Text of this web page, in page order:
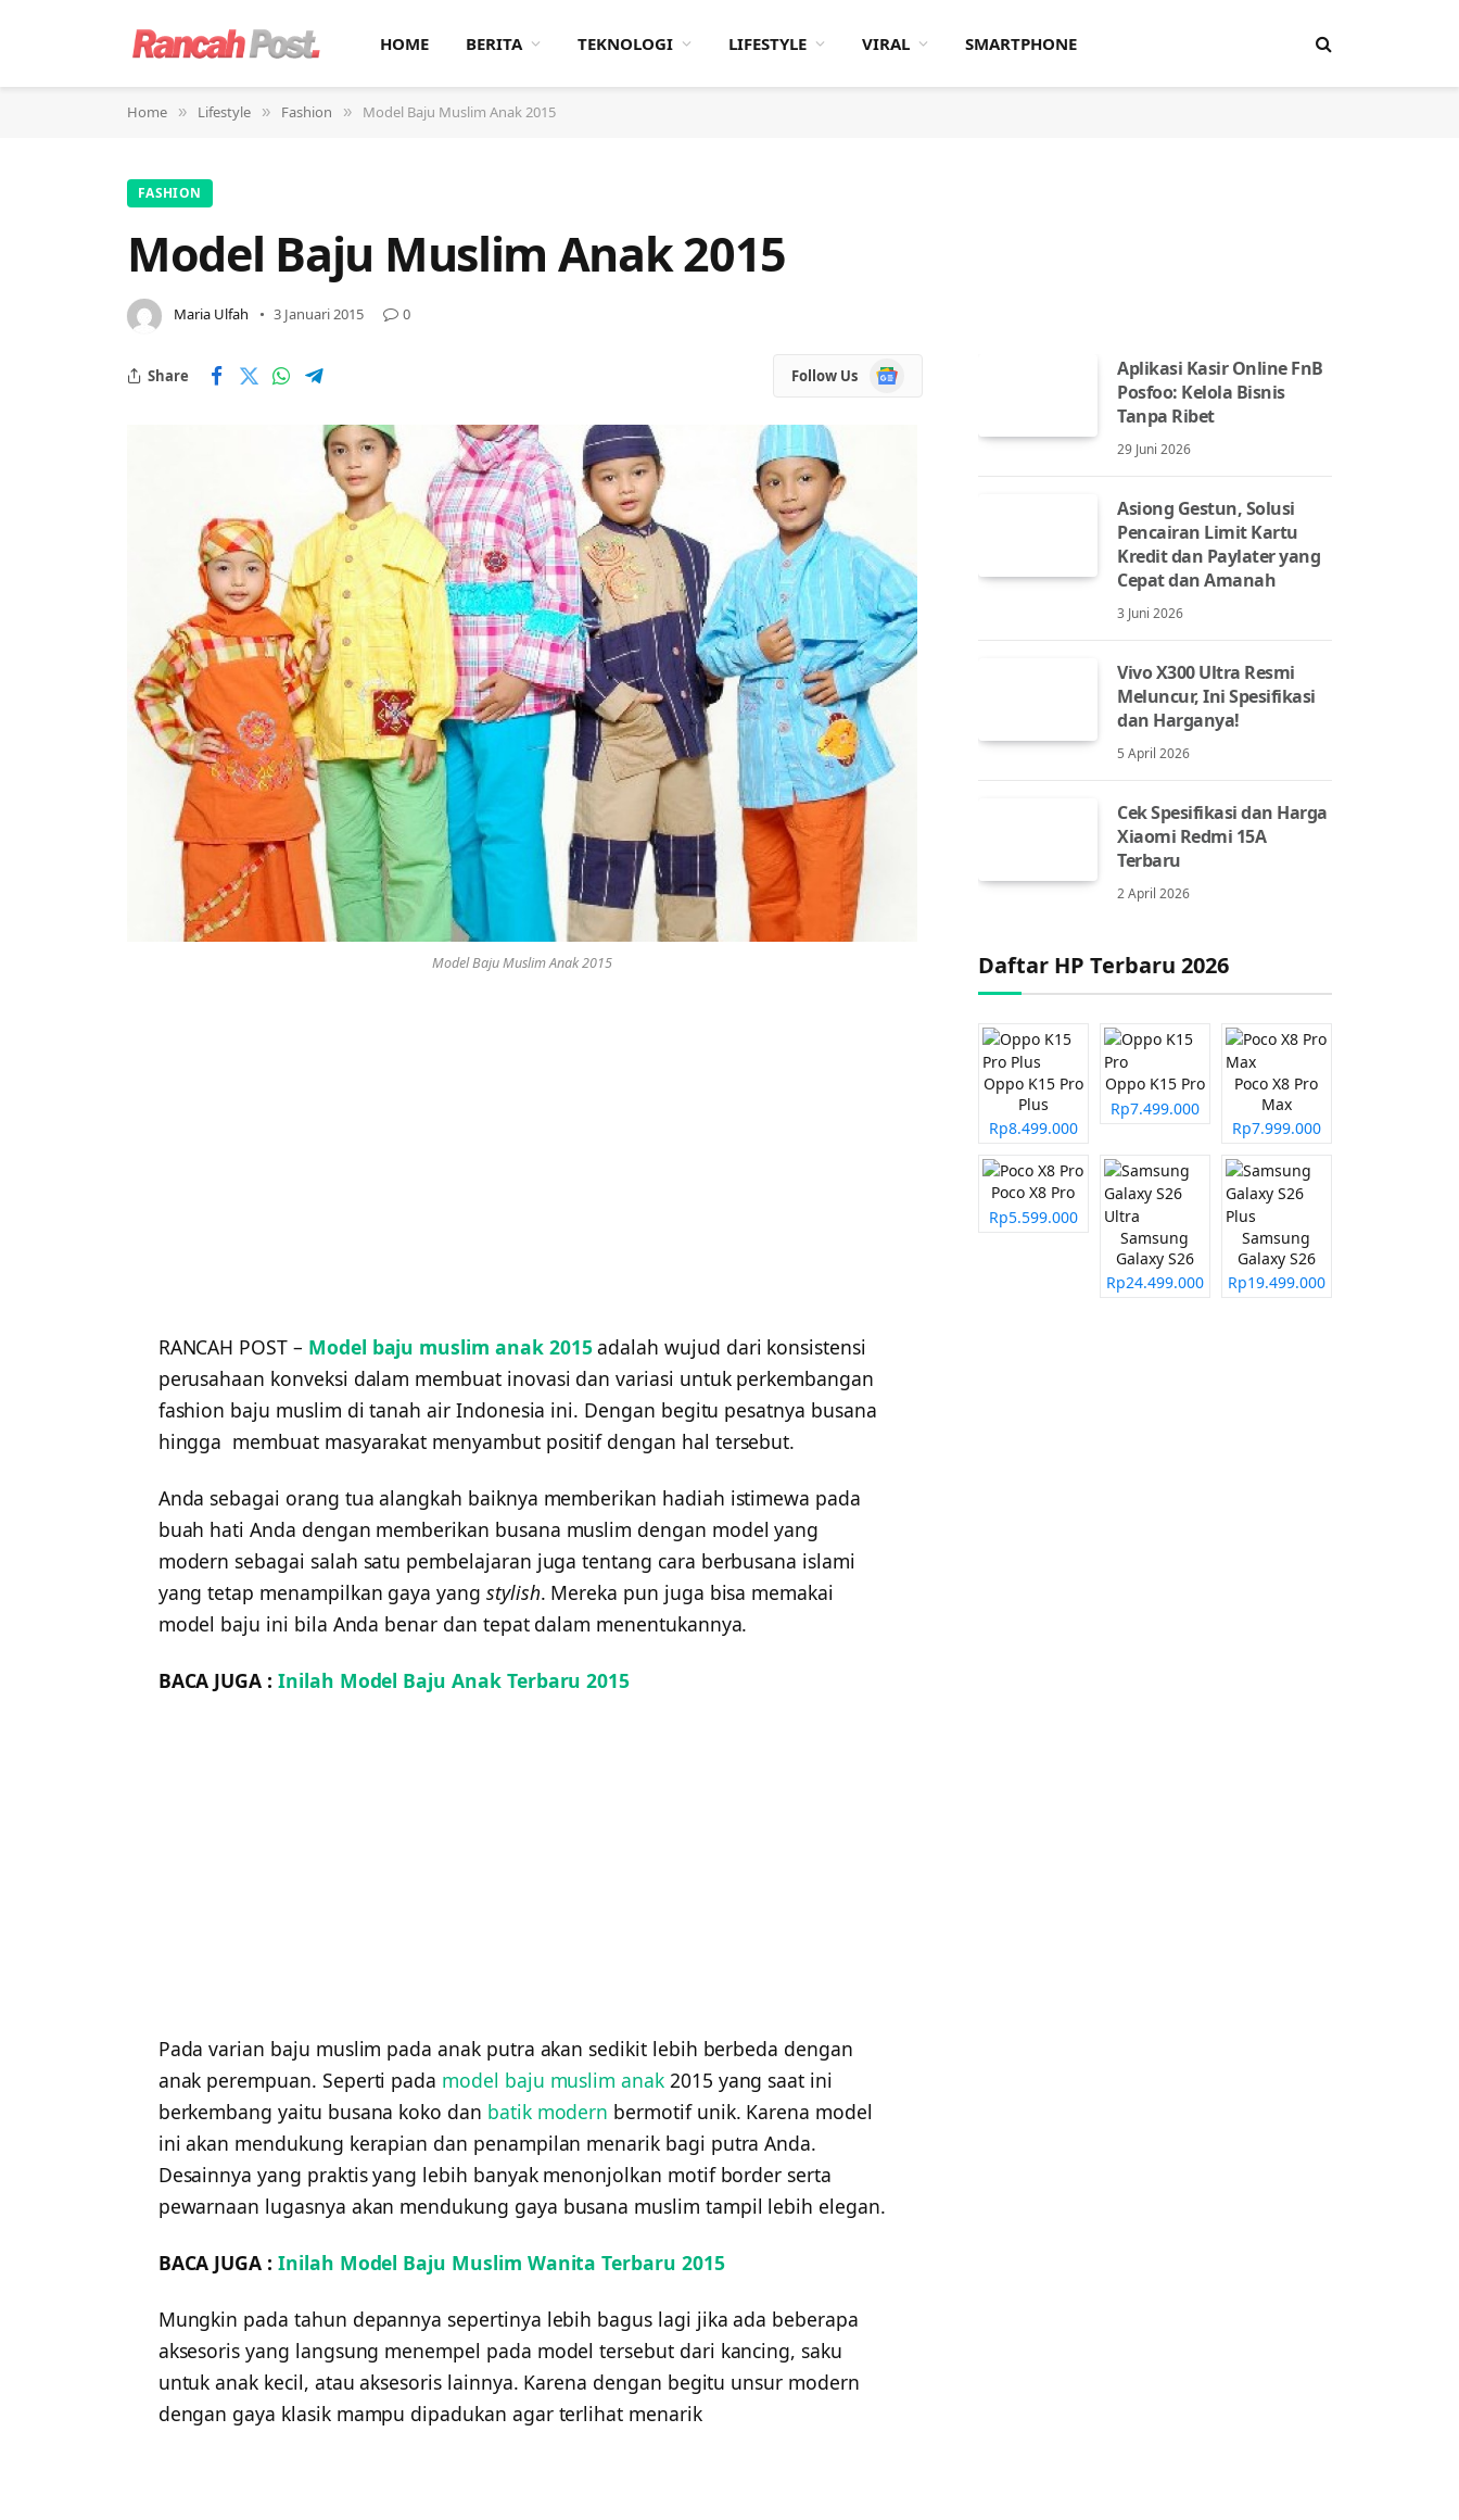
HOME BERITA TEKNOLOGI LIFESTYLE VIRAL SMARTPHONE
Home » Lifestyle » Fashion » Model Baju Muslim Anak 2015
FASHION
Model Baju Muslim Anak 2015
Maria Ulfah 3 Januari 2015 0
Share Follow Us
Google
News
Model Baju Muslim Anak 2015
RANCAH POST – Model baju muslim anak 2015adalah wujud dari konsistensi
perusahaan konveksi dalam membuat inovasi dan variasi untuk perkembangan
fashion baju muslim di tanah air Indonesia ini. Dengan begitu pesatnya busana
hingga membuat masyarakat menyambut positif dengan hal tersebut.
Anda sebagai orang tua alangkah baiknya memberikan hadiah istimewa pada
buah hati Anda dengan memberikan busana muslim dengan model yang
modern sebagai salah satu pembelajaran juga tentang cara berbusana islami
yang tetap menampilkan gaya yang stylish. Mereka pun juga bisa memakai
model baju ini bila Anda benar dan tepat dalam menentukannya.
BACA JUGA : Inilah Model Baju Anak Terbaru 2015
Pada varian baju muslim pada anak putra akan sedikit lebih berbeda dengan
anak perempuan. Seperti pada model baju muslim anak2015 yang saat ini
berkembang yaitu busana koko dan batik modern bermotif unik. Karena model
ini akan mendukung kerapian dan penampilan menarik bagi putra Anda.
Desainnya yang praktis yang lebih banyak menonjolkan motif border serta
pewarnaan lugasnya akan mendukung gaya busana muslim tampil lebih elegan.
BACA JUGA : Inilah Model Baju Muslim Wanita Terbaru 2015
Mungkin pada tahun depannya sepertinya lebih bagus lagi jika ada beberapa
aksesoris yang langsung menempel pada model tersebut dari kancing, saku
untuk anak kecil, atau aksesoris lainnya. Karena dengan begitu unsur modern
dengan gaya klasik mampu dipadukan agar terlihat menarik
Aplikasi Kasir Online FnB
Posfoo: Kelola Bisnis
Tanpa Ribet
29 Juni 2026
Asiong Gestun, Solusi
Pencairan Limit Kartu
Kredit dan Paylater yang
Cepat dan Amanah
3 Juni 2026
Vivo X300 Ultra Resmi
Meluncur, Ini Spesifikasi
dan Harganya!
5 April 2026
Cek Spesifikasi dan Harga
Xiaomi Redmi 15A
Terbaru
2 April 2026
Daftar HP Terbaru 2026
Oppo K15 Pro
Plus
Rp8.499.000
Oppo K15 Pro
Rp7.499.000
Poco X8 Pro
Max
Rp7.999.000
Poco X8 Pro
Rp5.599.000
Samsung
Galaxy S26
Ultra
Rp24.499.000
Samsung
Galaxy S26
Plus
Rp19.499.000